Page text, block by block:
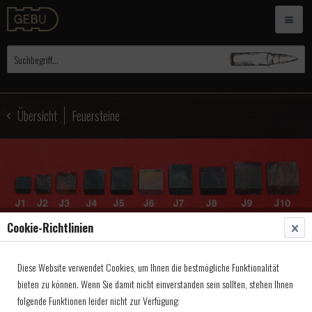
Übersicht Feuersteine
Flint, Jaspis, geschliffen J4
15x20x3,5
Cookie-Richtlinien
Diese Website verwendet Cookies, um Ihnen die bestmögliche Funktionalität
bieten zu können. Wenn Sie damit nicht einverstanden sein sollten, stehen Ihnen
folgende Funktionen leider nicht zur Verfügung: